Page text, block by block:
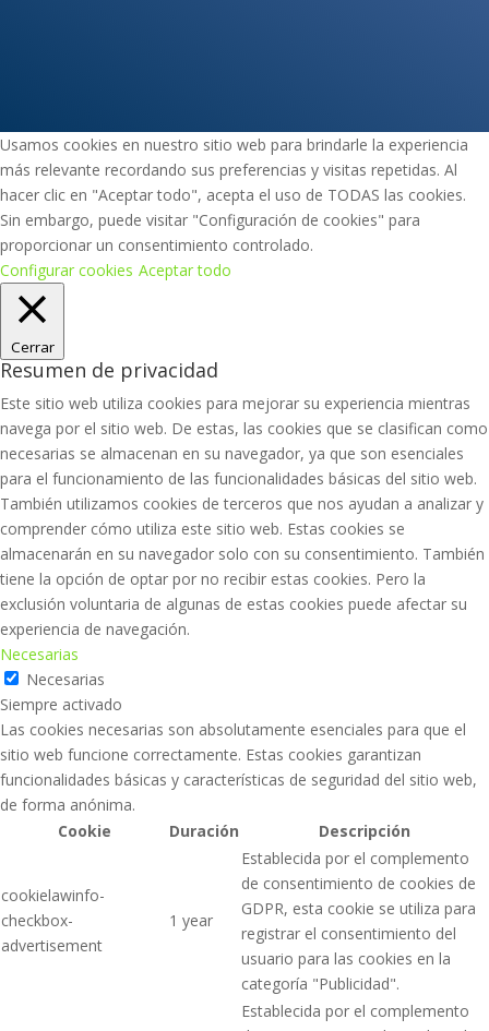
Usamos cookies en nuestro sitio web para brindarle la experiencia
más relevante recordando sus preferencias y visitas repetidas. Al
hacer clic en "Aceptar todo", acepta el uso de TODAS las cookies.
Sin embargo, puede visitar "Configuración de cookies" para
proporcionar un consentimiento controlado.
Configurar cookies Aceptar todo
Cerrar
Resumen de privacidad
Este sitio web utiliza cookies para mejorar su experiencia mientras
navega por el sitio web. De estas, las cookies que se clasifican como
necesarias se almacenan en su navegador, ya que son esenciales
para el funcionamiento de las funcionalidades básicas del sitio web.
También utilizamos cookies de terceros que nos ayudan a analizar y
comprender cómo utiliza este sitio web. Estas cookies se
almacenarán en su navegador solo con su consentimiento. También
tiene la opción de optar por no recibir estas cookies. Pero la
exclusión voluntaria de algunas de estas cookies puede afectar su
experiencia de navegación.
Necesarias
Necesarias
Siempre activado
Las cookies necesarias son absolutamente esenciales para que el
sitio web funcione correctamente. Estas cookies garantizan
funcionalidades básicas y características de seguridad del sitio web,
de forma anónima.
Cookie
Duración Descripción
cookielawinfo-
checkbox-
advertisement
1 year
Establecida por el complemento
de consentimiento de cookies de
GDPR, esta cookie se utiliza para
registrar el consentimiento del
usuario para las cookies en la
categoría "Publicidad".
Establecida por el complemento